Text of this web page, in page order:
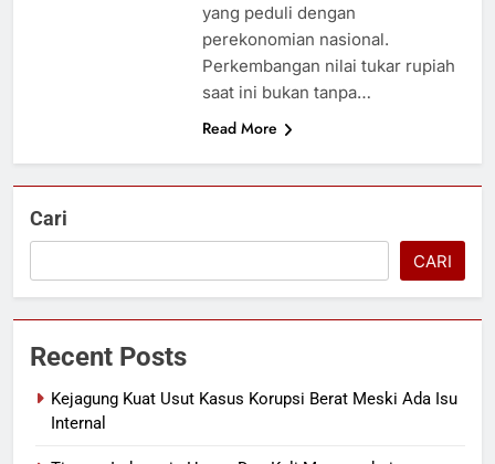
yang peduli dengan
perekonomian nasional.
Perkembangan nilai tukar rupiah
saat ini bukan tanpa…
Read More
Cari
CARI
Recent Posts
Kejagung Kuat Usut Kasus Korupsi Berat Meski Ada Isu
Internal